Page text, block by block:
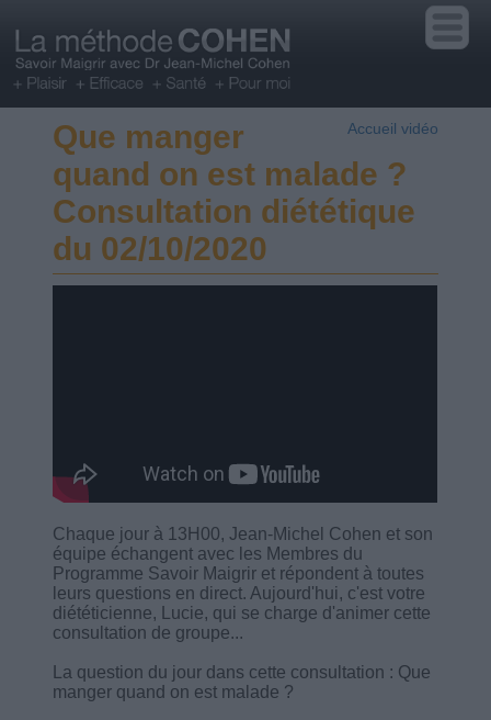
Accueil vidéo
Que manger
quand on est malade ?
Consultation diététique
du 02/10/2020
Chaque jour à 13H00, Jean-Michel Cohen et son
équipe échangent avec les Membres du
Programme Savoir Maigrir et répondent à toutes
leurs questions en direct. Aujourd'hui, c'est votre
diététicienne, Lucie, qui se charge d'animer cette
consultation de groupe...
La question du jour dans cette consultation : Que
manger quand on est malade ?